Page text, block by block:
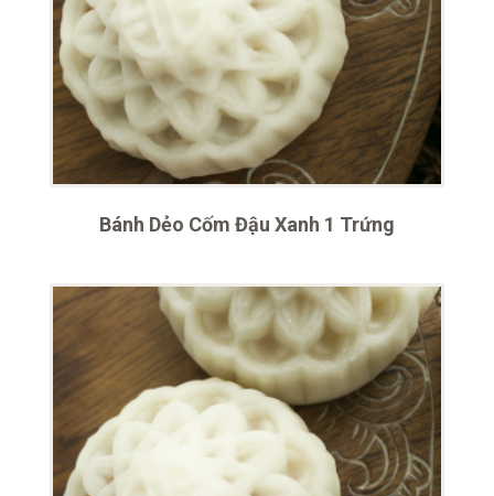
Bánh Dẻo Cốm Đậu Xanh 1 Trứng